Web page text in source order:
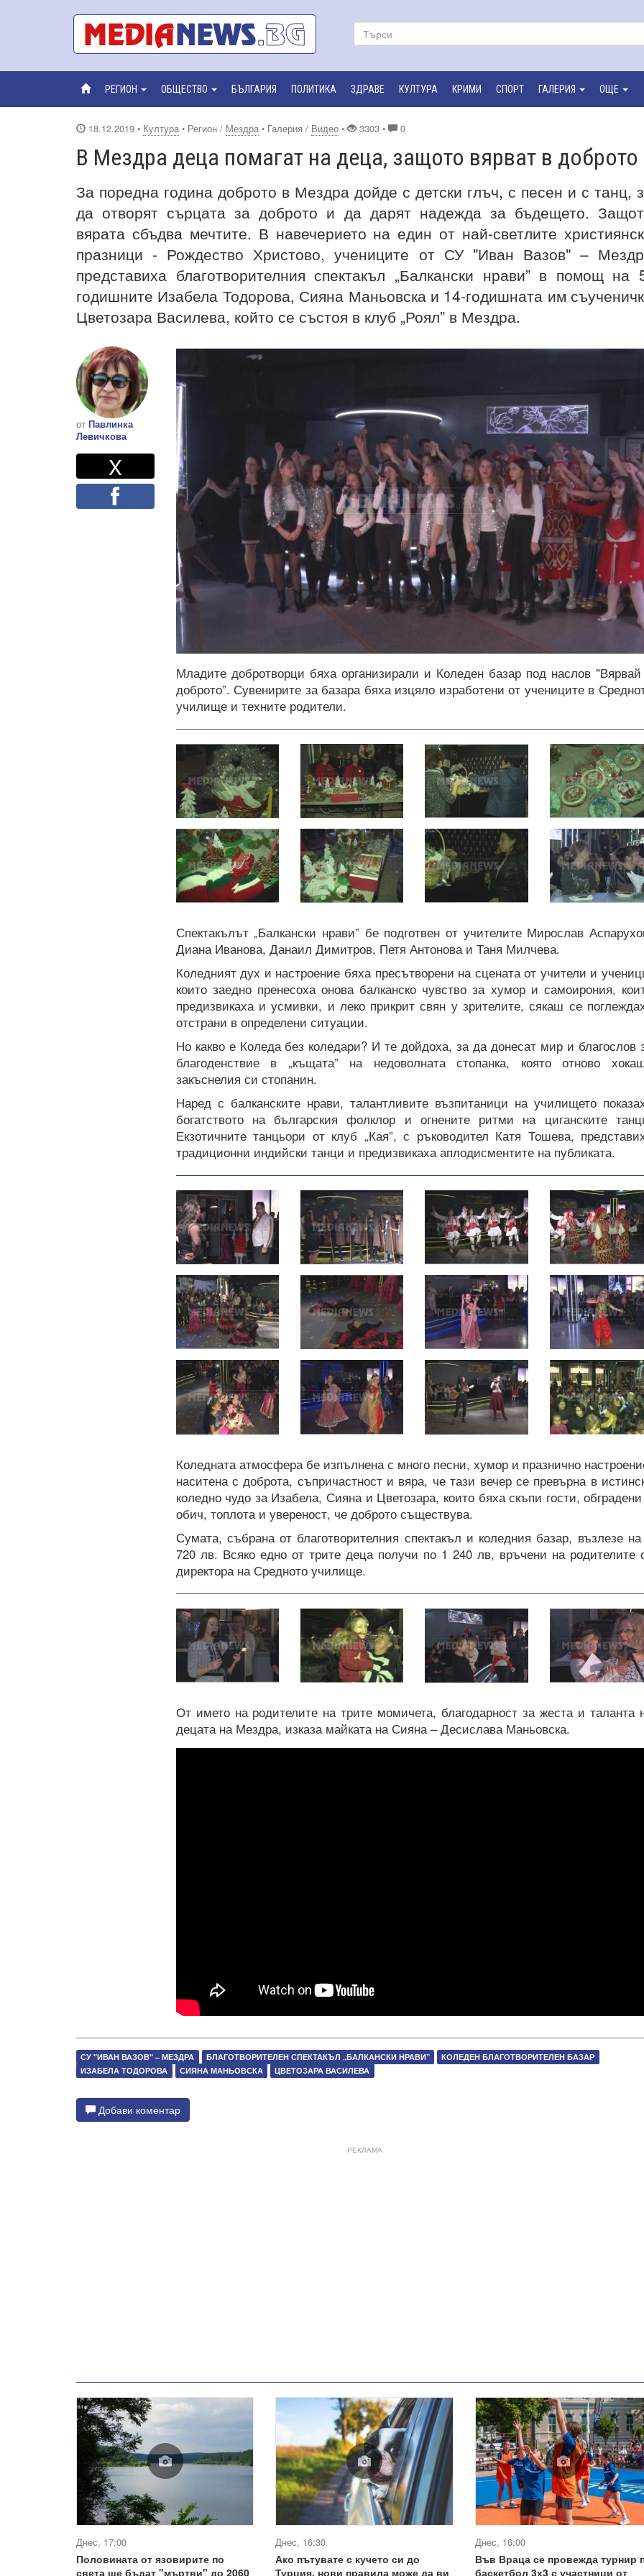
РЕГИОН ОБЩЕСТВО БЪЛГАРИЯ ПОЛИТИКА ЗДРАВЕ КУЛТУРА КРИМИ СПОРТ ГАЛЕРИЯ ОЩЕ
18.12.2019 • Култура • Регион / Мездра • Галерия / Видео • 3303 • 0
В Мездра деца помагат на деца, защото вярват в доброто
За поредна година доброто в Мездра дойде с детски глъч, с песен и с танц,
да отворят сърцата за доброто и да дарят надежда за бъдещето.
вярата сбъдва мечтите. В навечерието на един от най-светлите
празници - Рождество Христово, учениците от СУ "Иван Вазов" –
представиха благотворителния спектакъл „Балкански нрави” в помощ на
годишните Изабела Тодорова, Сияна Маньовска и 14-годишната им
Цветозара Василева, който се състоя в клуб „Роял” в Мездра.
от Павлинка
Левичкова
Споделете
XTwitter
Facebook
Младите добротворци бяха организирали и Коледен базар под наслов
доброто”. Сувенирите за базара бяха изцяло изработени от учениците в
училище и техните родители.
Спектакълът „Балкански нрави” бе подготвен от учителите Мирослав
Диана Иванова, Данаил Димитров, Петя Антонова и Таня Милчева.
Коледният дух и настроение бяха пресътворени на сцената от учители и
които заедно пренесоха онова балканско чувство за хумор и самоирония,
предизвикаха и усмивки, и леко прикрит свян у зрителите, сякаш се
отстрани в определени ситуации.
Но какво е Коледа без коледари? И те дойдоха, за да донесат мир и благослов
благоденствие в „къщата” на недоволната стопанка, която отново
закъснелия си стопанин.
Наред с балканските нрави, талантливите възпитаници на училището
богатството на българския фолклор и огнените ритми на циганските
Екзотичните танцьори от клуб „Кая”, с ръководител Катя Тошева,
традиционни индийски танци и предизвикаха аплодисментите на публиката.
Коледната атмосфера бе изпълнена с много песни, хумор и празнично
наситена с доброта, съпричастност и вяра, че тази вечер се превърна в
коледно чудо за Изабела, Сияна и Цветозара, които бяха скъпи гости,
обич, топлота и увереност, че доброто съществува.
Сумата, събрана от благотворителния спектакъл и коледния базар, възлезе
720 лв. Всяко едно от трите деца получи по 1 240 лв, връчени на родителите
директора на Средното училище.
От името на родителите на трите момичета, благодарност за жеста и таланта
децата на Мездра, изказа майката на Сияна – Десислава Маньовска.
СУ "ИВАН ВАЗОВ" – МЕЗДРА БЛАГОТВОРИТЕЛЕН СПЕКТАКЪЛ „БАЛКАНСКИ НРАВИ”
КОЛЕДЕН БЛАГОТВОРИТЕЛЕН БАЗАР
ИЗАБЕЛА ТОДОРОВА
СИЯНА МАНЬОВСКА ЦВЕТОЗАРА ВАСИЛЕВА
Добави коментар
РЕКЛАМА
Днес, 17:00
Половината от язовирите по
света ще бъдат "мъртви" до 2060
Днес, 16:30
Ако пътувате с кучето си до
Турция, нови правила може да ви
Днес, 16:00
Във Враца се провежда турнир
баскетбол 3х3 с участници от